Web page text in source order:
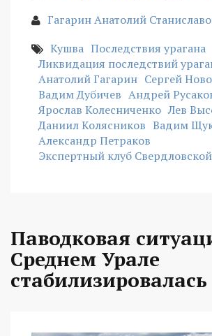
Гагарин Анатолий
Кушва Последствия урагана
Ликвидация последствий
Анатолий Гагарин Сергей
Вадим Дубичев Андрей
Ярослав Колесниченко Лев
Даниил Колясников Вадим
Александр Петраков
Экспертный клуб
Паводковая
Среднем Урале
стабилизировалась